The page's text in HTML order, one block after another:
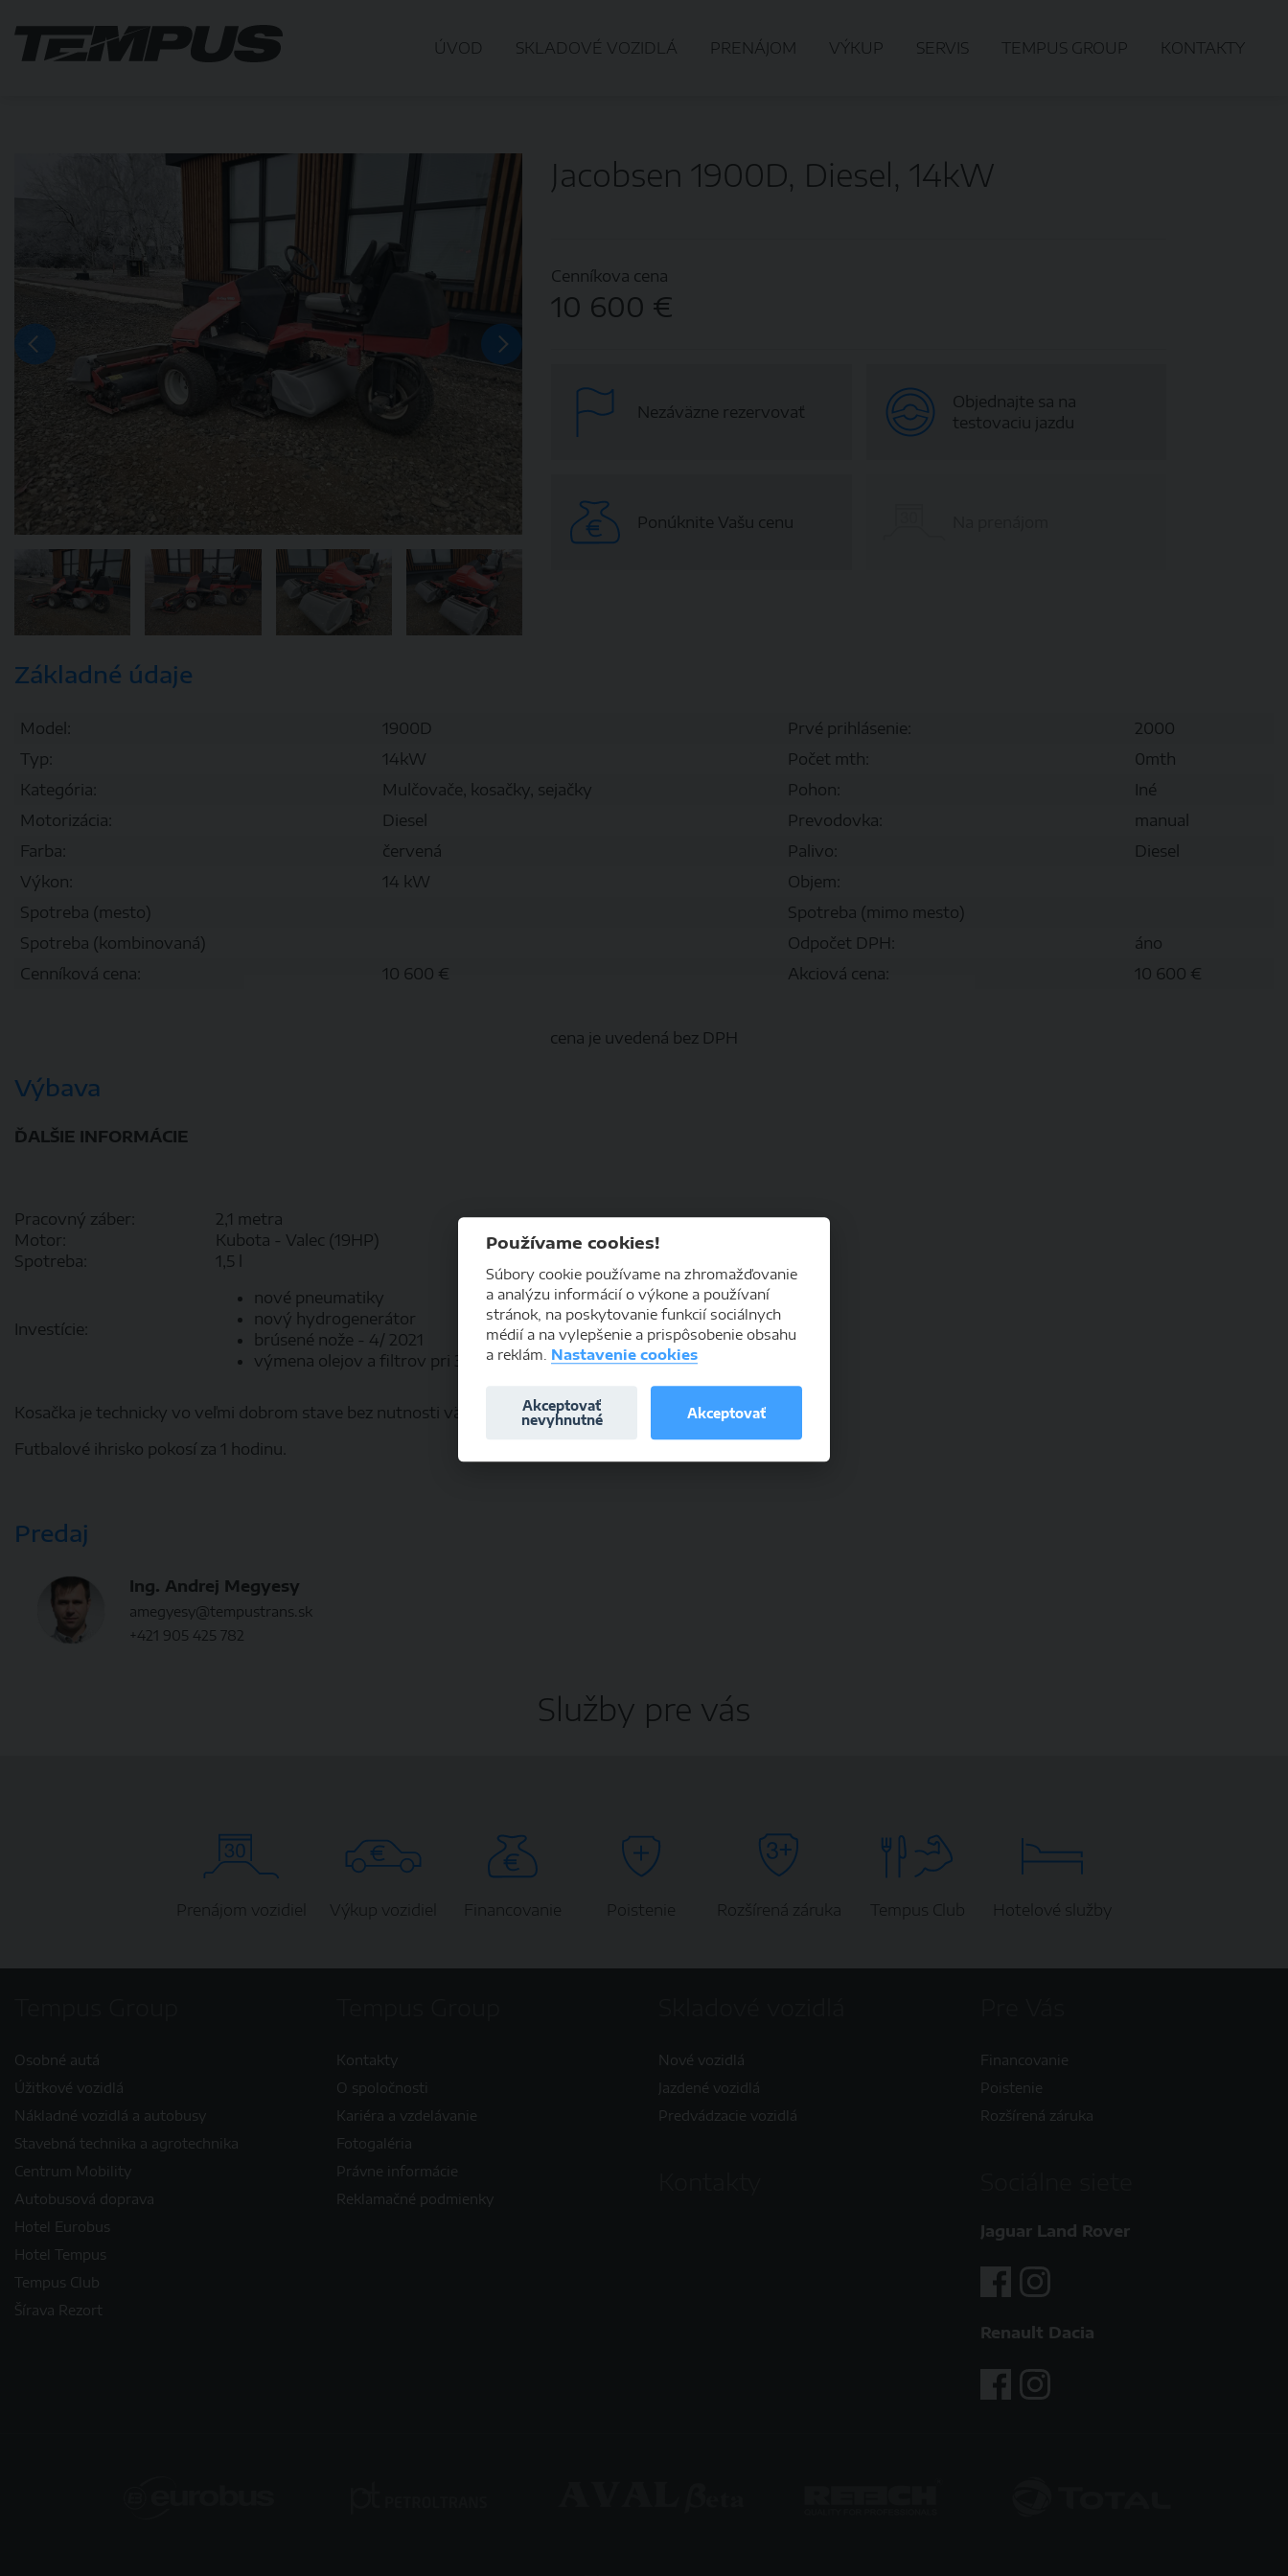
ÚVOD SKLADOVÉ VOZIDLÁ PRENÁJOM VÝKUP SERVIS TEMPUS GROUP KONTAKTY
Jacobsen 1900D, Diesel, 14kW
Cenníkova cena
10 600 €
Nezáväzne rezervovať
Objednajte sa na
testovaciu jazdu
Ponúknite Vašu cenu
Základné údaje
Model: 1900D Prvé prihlásenie:
2000
Typ:
14kW Počet mth:
0mth
Kategória:
Mulčovače, kosačky, sejačky Pohon:
Iné
Motorizácia:
Diesel Prevodovka:
manual
Farba:
červená Palivo:
Diesel
Výkon:
14 kW
Objem:
Spotreba (mesto)
Spotreba (mimo mesto)
Spotreba (kombinovaná)
Odpočet DPH:
áno
Cenníková cena:
10 600 € Akciová cena: 10 600 €
cena je uvedená bez DPH
Výbava
ĎALŠIE INFORMÁCIE
Pracovný záber:
2,1 metra
Motor:
Kubota - Valec (19HP)
Spotreba:
1,5 l
Investície:
nové pneumatiky
nový hydrogenerátor
brúsené nože - 4/ 2021
výmena olejov a filtrov pri 3740 mth
Kosačka je technicky vo veľmi dobrom stave bez nutnosti väčších investícií v priebehu 3-4 rokov.
Futbalové ihrisko pokosí za 1 hodinu.
Predaj
Ing. Andrej Megyesy
amegyesy@tempustrans.sk
+421 905 425 782
Služby pre vás
Prenájom vozidiel Výkup vozidiel Financovanie Poistenie Rozšírená záruka Tempus Club Hotelové služby
Osobné autá
Úžitkové vozidlá
Nákladné vozidlá a autobusy
Stavebná technika a agrotechnika
Centrum Mobility
Autobusová doprava
Hotel Eurobus
Hotel Tempus
Tempus Club
Šírava Rezort
Kontakty
O spoločnosti
Kariéra a vzdelávanie
Fotogaléria
Právne informácie
Reklamačné podmienky
Nové vozidlá
Jazdené vozidlá
Predvádzacie vozidlá
Financovanie
Poistenie
Rozšírená záruka
Jaguar Land Rover
Renault Dacia
Používame cookies!
Súbory cookie používame na zhromažďovanie
a analýzu informácií o výkone a používaní
stránok, na poskytovanie funkcií sociálnych
médií a na vylepšenie a prispôsobenie obsahu
a reklám. Nastavenie cookies
Akceptovať
nevyhnutné
Akceptovať